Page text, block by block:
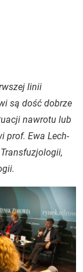
linii
są dość dobrze
nawrotu lub
prof. Ewa Lech-